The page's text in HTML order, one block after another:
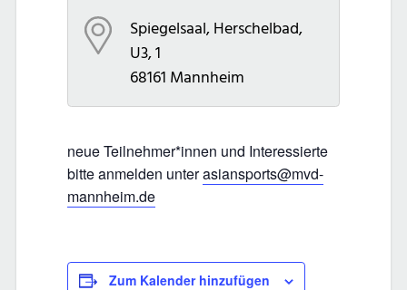
Spiegelsaal, Herschelbad,
U3, 1
68161 Mannheim
neue Teilnehmer*innen und Interessierte
bitte anmelden unterasiansports@mvd-
mannheim.de
Zum Kalender hinzufügen